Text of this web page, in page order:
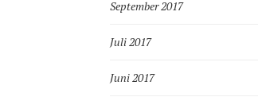
September 2017
Juli 2017
Juni 2017